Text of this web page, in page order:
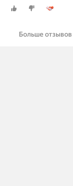
Больше